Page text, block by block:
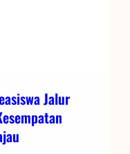
Jalur